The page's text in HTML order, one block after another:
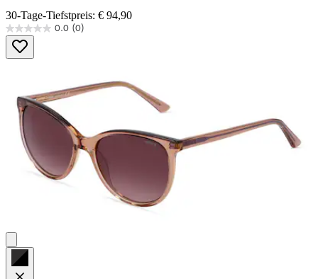
30-Tage-Tiefstpreis: € 94,90
0.0 (0)
0.0
von
5